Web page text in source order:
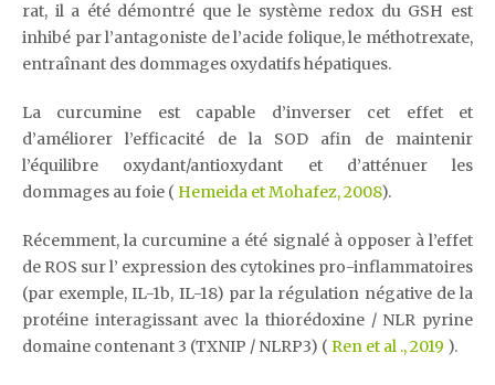
rat, il a été démontré que le système redox du GSH est
inhibé par l’antagoniste de l’acide folique, le méthotrexate,
entraînant des dommages oxydatifs hépatiques.
La curcumine est capable d’inverser cet effet et
d’améliorer l’efficacité de la SOD afin de maintenir
l’équilibre oxydant/antioxydant et d’atténuer les
dommages au foie ( Hemeida et Mohafez, 2008).
Récemment, la curcumine a été signalé à opposer à l’effet
de ROS sur l’ expression des cytokines pro-inflammatoires
(par exemple, IL-1b, IL-18) par la régulation négative de la
protéine interagissant avec la thiorédoxine / NLR pyrine
domaine contenant 3 (TXNIP / NLRP3) ( Ren et al ., 2019 ).